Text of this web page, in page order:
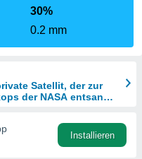
30%
0.2 mm
Satellit, der zur
der NASA entsandt
Installieren